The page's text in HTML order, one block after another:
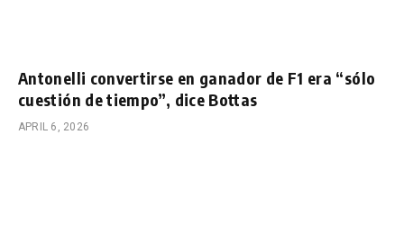
Antonelli convertirse en ganador de F1 era “sólo
cuestión de tiempo”, dice Bottas
APRIL 6, 2026